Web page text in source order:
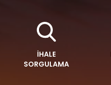
İHALE
SORGULAMA